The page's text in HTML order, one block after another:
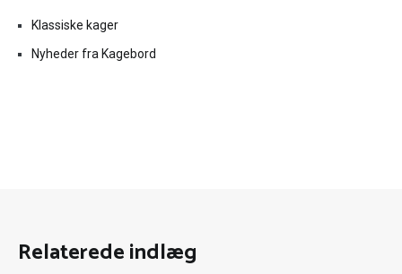
Klassiske kager
Nyheder fra Kagebord
Relaterede indlæg